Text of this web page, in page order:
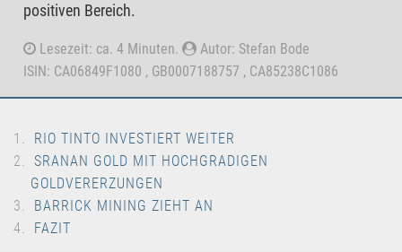
positiven Bereich.
Lesezeit: ca. 4 Minuten.
Autor: Stefan Bode
ISIN: CA06849F1080 , GB0007188757 , CA85238C1086
RIO TINTO INVESTIERT WEITER
SRANAN GOLD MIT HOCHGRADIGEN
GOLDVERERZUNGEN
BARRICK MINING ZIEHT AN
FAZIT